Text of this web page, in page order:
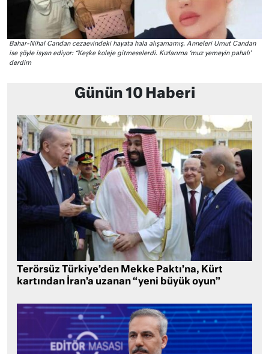
Bahar-Nihal Candan cezaevindeki hayata hala alışamamış. Anneleri Umut Candan
ise şöyle isyan ediyor: “Keşke koleje gitmeselerdi. Kızlarıma ‘muz yemeyin pahalı’
derdim
Günün 10 Haberi
Terörsüz Türkiye’den Mekke Paktı’na, Kürt
kartından İran’a uzanan “yeni büyük oyun”